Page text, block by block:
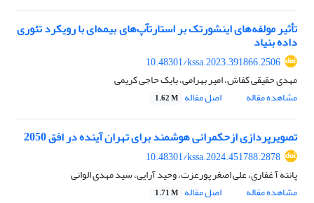
تأثیر مولفه‌های اینشورتک بر استارتآپ‌های بیمه‌ای با رویکرد تئوری
داده بنیاد
10.48301/kssa.2023.391866.2506
مهدی حقیقی کفاش، امیر بهرامی، بابک حاجی کریمی
مشاهده مقاله
اصل مقاله 1.62 M
تصویرپردازی ازحکمرانی هوشمند برای تهران آینده در افق 2050
10.48301/kssa.2024.451788.2878
پانته آ غفاری، علی اصغر پورعزت، وحید آرایی، سید مهدی الوانی
مشاهده مقاله
اصل مقاله 1.71 M